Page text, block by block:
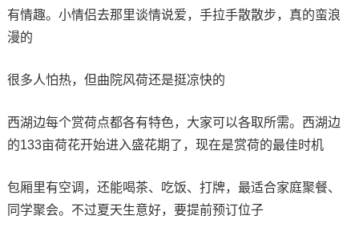
有情趣。小情侣去那里谈情说爱，手拉手散散步，真的蛮浪
漫的
很多人怕热，但曲院风荷还是挺凉快的
西湖边每个赏荷点都各有特色，大家可以各取所需。西湖边
的133亩荷花开始进入盛花期了，现在是赏荷的最佳时机
包厢里有空调，还能喝茶、吃饭、打牌，最适合家庭聚餐、
同学聚会。不过夏天生意好，要提前预订位子